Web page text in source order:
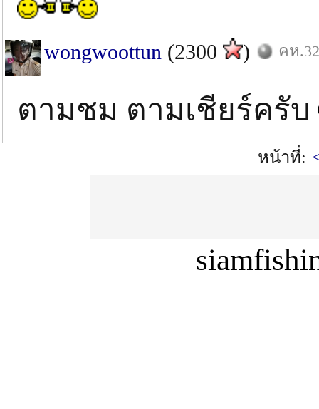
wongwoottun (2300 ) คห
ตามชม ตามเชียร์ครับ
หน้าที่: